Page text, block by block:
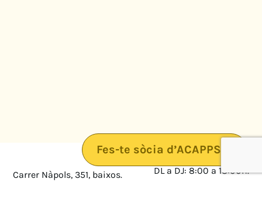
Fes-te sòcia d’ACAPPS
Carrer Nàpols, 351, baixos.
08025 · Barcelona
DL a DJ: 8:00 a 18:00h.